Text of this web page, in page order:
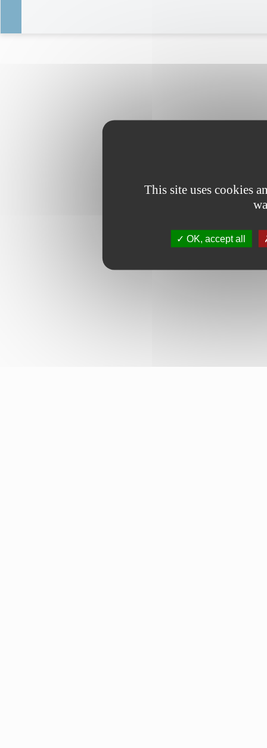
This site uses cookies
OK, accept all